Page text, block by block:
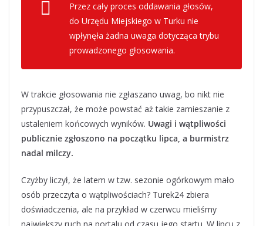
Przez cały proces oddawania głosów,
do Urzędu Miejskiego w Turku nie
wpłynęła żadna uwaga dotycząca trybu
prowadzonego głosowania.
W trakcie głosowania nie zgłaszano uwag, bo nikt nie
przypuszczał, że może powstać aż takie zamieszanie z
ustaleniem końcowych wyników. Uwagi i wątpliwości
publicznie zgłoszono na początku lipca, a burmistrz
nadal milczy.
Czyżby liczył, że latem w tzw. sezonie ogórkowym mało
osób przeczyta o wątpliwościach? Turek24 zbiera
doświadczenia, ale na przykład w czerwcu mieliśmy